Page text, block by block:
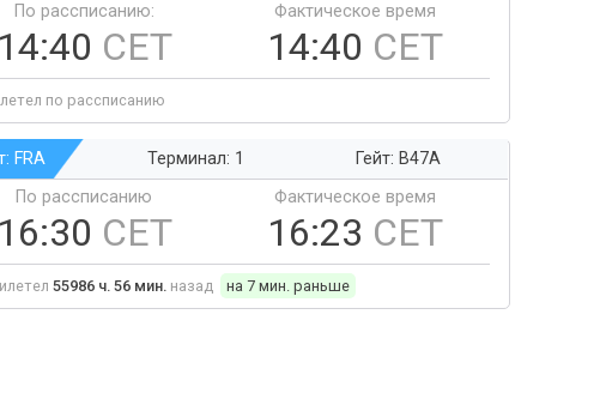
По рассписанию:
14:40 CET
Фактическое время
14:40 CET
по рассписанию
FRA Терминал: 1
Гейт: B47A
По рассписанию
16:30 CET
Фактическое время
16:23 CET
55986 ч. 56 мин. назад на 7 мин. раньше